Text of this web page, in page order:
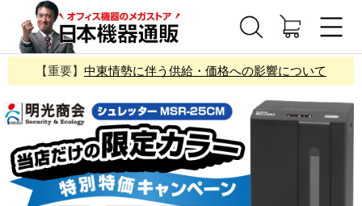
【重要】 中東情勢に伴う供給・価格への影響について